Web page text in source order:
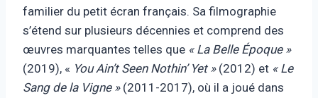
familier du petit écran français. Sa filmographie
s’étend sur plusieurs décennies et comprend des
œuvres marquantes telles que « La Belle Époque »
(2019), « You Ain’t Seen Nothin’ Yet »(2012) et « Le
Sang de la Vigne »(2011-2017), où il a joué dans